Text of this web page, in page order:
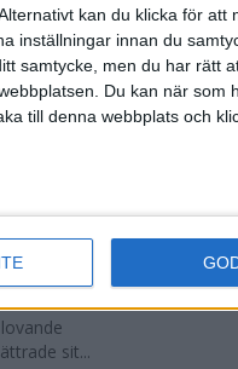
kan du klicka för att
inställningar innan du
samtycke, men du har rätt
Du kan när som
till denna webbplats och
sit...